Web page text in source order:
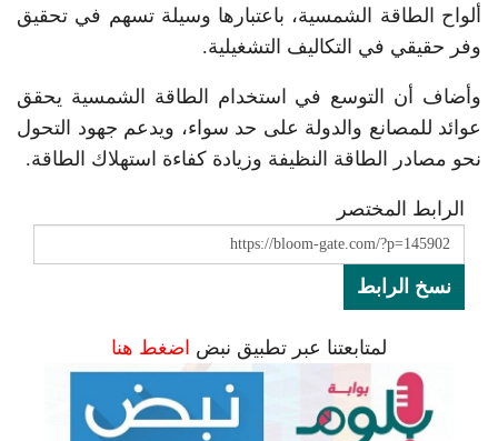
ألواح الطاقة الشمسية، باعتبارها وسيلة تسهم في تحقيق
وفر حقيقي في التكاليف التشغيلية.
وأضاف أن التوسع في استخدام الطاقة الشمسية يحقق
عوائد للمصانع والدولة على حد سواء، ويدعم جهود التحول
نحو مصادر الطاقة النظيفة وزيادة كفاءة استهلاك الطاقة.
الرابط المختصر
نسخ الرابط
لمتابعتنا عبر تطبيق نبض اضغط هنا